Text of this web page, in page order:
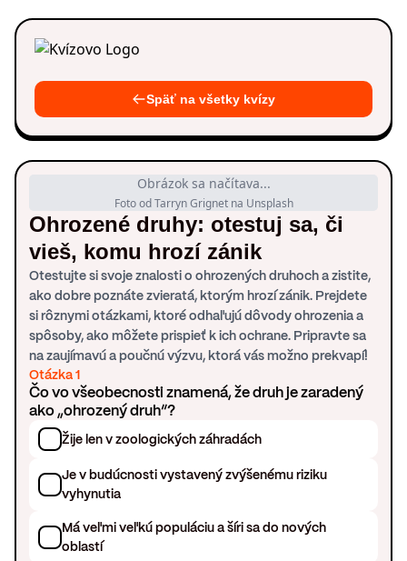
Späť na všetky kvízy
Obrázok sa načítava...
Foto od Tarryn Grignet na Unsplash
Ohrozené druhy: otestuj sa, či
vieš, komu hrozí zánik
Otestujte si svoje znalosti o ohrozených druhoch a zistite,
ako dobre poznáte zvieratá, ktorým hrozí zánik. Prejdete
si rôznymi otázkami, ktoré odhaľujú dôvody ohrozenia a
spôsoby, ako môžete prispieť k ich ochrane. Pripravte sa
na zaujímavú a poučnú výzvu, ktorá vás možno prekvapí!
Otázka 1
Čo vo všeobecnosti znamená, že druh je zaradený
ako „ohrozený druh“?
Žije len v zoologických záhradách
Je v budúcnosti vystavený zvýšenému riziku
vyhynutia
Má veľmi veľkú populáciu a šíri sa do nových
oblastí